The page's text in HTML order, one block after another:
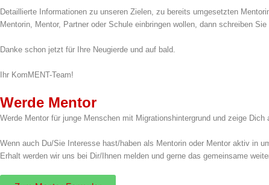
Detaillierte Informationen zu unseren Zielen, zu bereits umgesetzten
Mentorin, Mentor, Partner oder Schule einbringen wollen, dann schreiben
Danke schon jetzt für Ihre Neugierde und auf bald.
Ihr KomMENT-Team!
Werde Mentor
Werde Mentor für junge Menschen mit Migrationshintergrund und zeige
Wenn auch Du/Sie Interesse hast/haben als Mentorin oder Mentor aktiv in
Erhalt werden wir uns bei Dir/Ihnen melden und gerne das gemeinsame